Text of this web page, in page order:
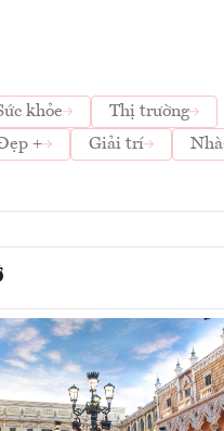
khỏe
Thị trường
+ Giải trí
Nhà